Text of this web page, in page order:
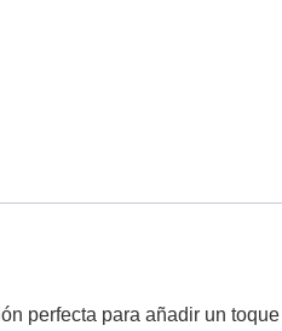
perfecta para añadir un toque